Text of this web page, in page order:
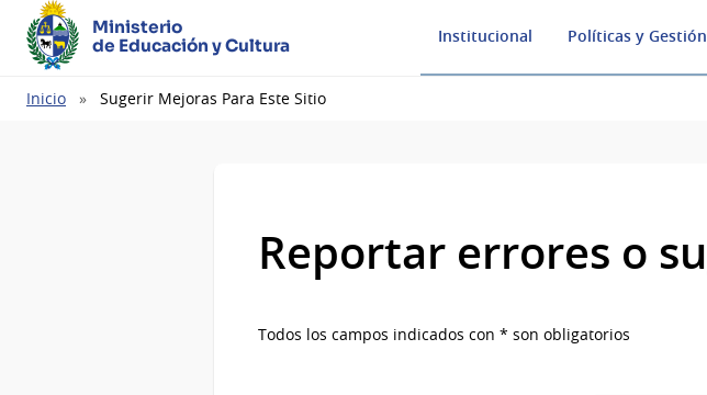
Ministerio
de Educación y Cultura
Institucional Políticas y Gestión
Ruta
Inicio Sugerir Mejoras Para Este Sitio
Reportar errores o
Todos los campos indicados con * son obligatorios